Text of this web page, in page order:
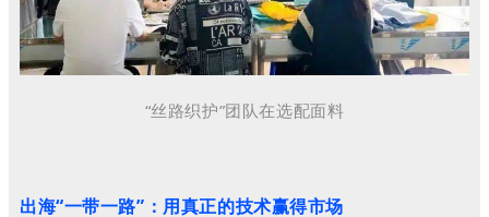
“丝路织护”团队在选配面料
出海“一带一路”：用真正的技术赢得市场